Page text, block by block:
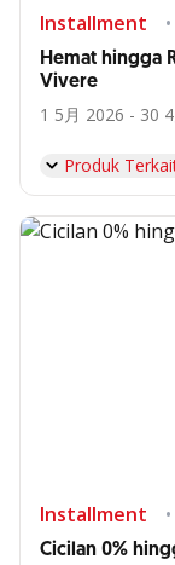
Installment
Hemat hingga
Vivere
1 5月 2026 - 30
Produk
Installment
Cicilan 0%